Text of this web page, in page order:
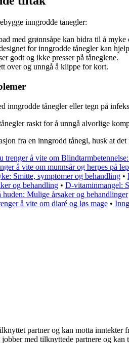
inngrodde tånegler:
med grønnsåpe kan bidra til å myke
for inngrodde tånegler kan
godt og ikke presser på tåneglene.
over og unngå å klippe for kort.
inngrodde tånegler eller tegn på
raskt for å unngå alvorlige
fra en inngrodd tånegl, husk at
trenger å vite om
å vite om munnsår og herpes på
Smitte, symptomer og behandling •
og behandling • D-vitaminmangel:
Mulige årsaker og behandlinger
å vite om diaré og løs mage •
partner og kan motta inntekter
med tilknyttede partnere og